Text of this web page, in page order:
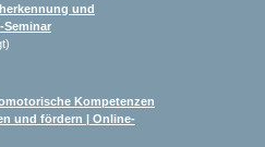
und
Kompetenzen
und fördern | Online-